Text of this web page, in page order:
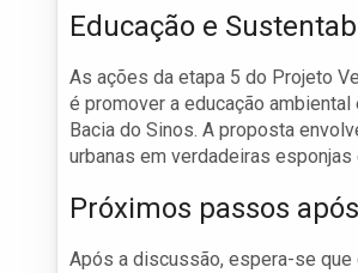
Educação e
As ações da etapa 5 do Projeto
é promover a educação
Bacia do Sinos. A proposta
urbanas em verdadeiras
Próximos passos
Após a discussão, espera-se que